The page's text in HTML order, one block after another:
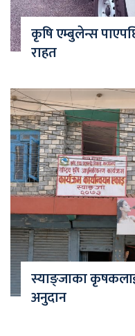
कृषि एम्बुलेन्स
राहत
स्याङ्जाका
अनुदान